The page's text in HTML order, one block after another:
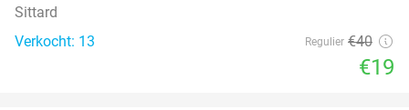
Sittard
Verkocht: 13
Regulier €40
€19